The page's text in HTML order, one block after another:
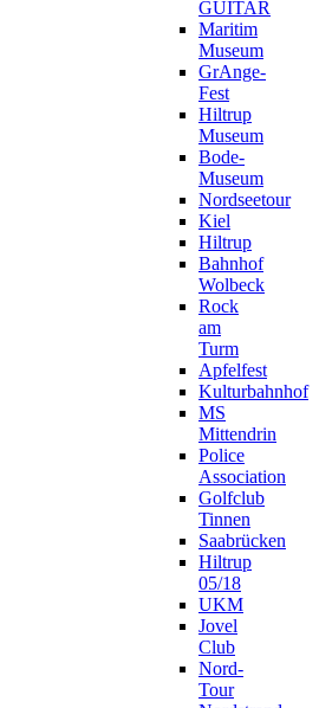
GUITAR
Maritim
Museum
GrAnge-
Fest
Hiltrup
Museum
Bode-
Museum
Nordseetour
Kiel
Hiltrup
Bahnhof
Wolbeck
Rock
am
Turm
Apfelfest
Kulturbahnhof
MS
Mittendrin
Police
Association
Golfclub
Tinnen
Saabrücken
Hiltrup
05/18
UKM
Jovel
Club
Nord-
Tour